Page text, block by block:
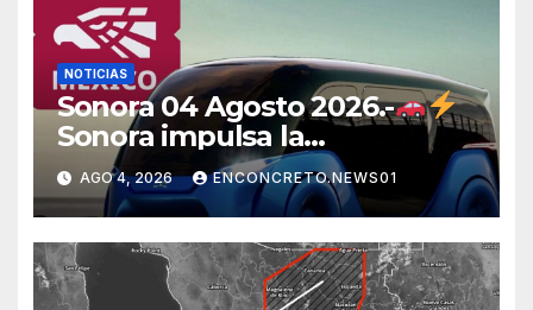
NOTICIAS
Sonora 04 Agosto 2026.-
Sonora impulsa la
electromovilidad con
«Beyond», un vehículo
eléctrico desarrollado junto al
ITH
AGO 4, 2026 ENCONCRETO.NEWS01